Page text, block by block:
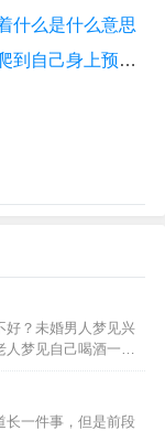
什么是什么意思
梦到蛇爬到自己身上预示着什么 梦见蛇爬到自己身上预示着什么
好？未婚男人梦见兴
人梦见自己喝酒一饮
酒，暗示要生孩子。
如初。女人…
长一件事，但是前段